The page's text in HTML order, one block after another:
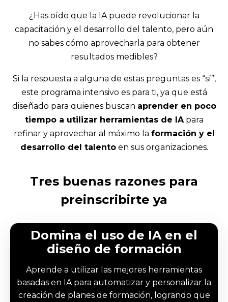
¿Has oído que la IA puede revolucionar la
capacitación y el desarrollo del talento, pero aún
no sabes cómo aprovecharla para obtener
resultados medibles?
Si la respuesta a alguna de estas preguntas es “sí”,
este programa intensivo es para ti, ya que está
diseñado para quienes buscan aprender en poco
tiempo a utilizar herramientas de IApara
refinar y aprovechar al máximo la formación y el
desarrollo del talento en sus organizaciones.
Tres buenas razones para
preinscribirte ya
Domina el uso de IA en el
diseño de formación
Aprende a utilizar las mejores herramientas
basadas en IA para automatizar y personalizar la
creación de planes de formación, logrando que